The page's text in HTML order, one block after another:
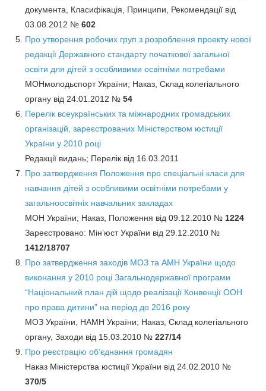
документа, Класифікація, Принципи, Рекомендації від
03.08.2012 №602
Про утворення робочих груп з розроблення проекту нової
редакції Державного стандарту початкової загальної
освіти для дітей з особливими освітніми потребами
МОНмолодьспорт України; Наказ, Склад колегіального
органу від 24.01.2012 №54
Перелік всеукраїнських та міжнародних громадських
організацій, зареєстрованих Міністерством юстиції
України у 2010 році
Редакції видань; Перелік від 16.03.2011
Про затвердження Положення про спеціальні класи для
навчання дітей з особливими освітніми потребами у
загальноосвітніх навчальних закладах
МОН України; Наказ, Положення від 09.12.2010 № 1224
Зареєстровано: Мін’юст України від 29.12.2010 №
1412/18707
Про затвердження заходів МОЗ та АМН України щодо
виконання у 2010 році Загальнодержавної програми
“Національний план дій щодо реалізації Конвенції ООН
про права дитини” на період до 2016 року
МОЗ України, НАМН України; Наказ, Склад колегіального
органу, Заходи від 15.03.2010 №227/14
Про реєстрацію об’єднання громадян
Наказ Міністерства юстиції України від 24.02.2010 №
370/5